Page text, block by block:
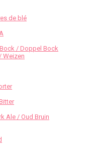
de blé
/ Doppel Bock
Weizen
Ale / Oud Bruin